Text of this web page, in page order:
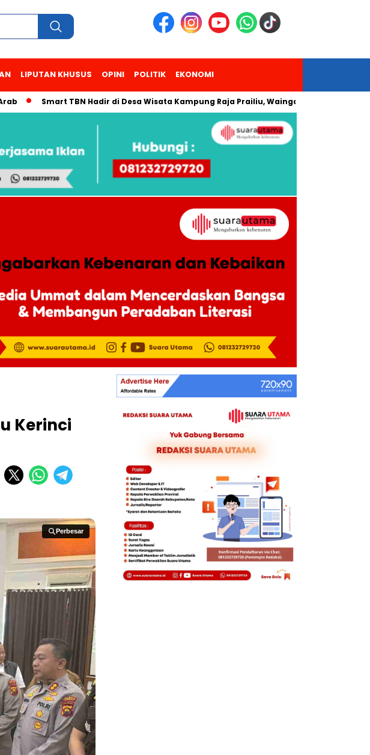
LIPUTAN KHUSUS OPINI POLITIK EKONOMI
Smart TBN Hadir di Desa Wisata Kampung Raja Prailiu, Waingapu!
Kerinci
Perbesar
Perbesar